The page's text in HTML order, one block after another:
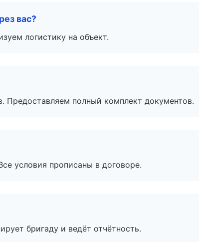
вас?
логистику на объект.
Предоставляем полный комплект документов.
условия прописаны в договоре.
бригаду и ведёт отчётность.